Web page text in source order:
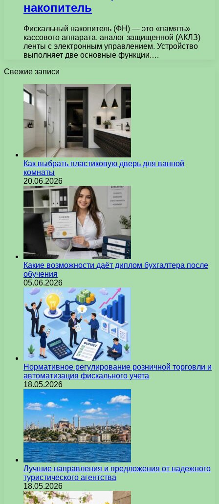
накопитель
Фискальный накопитель (ФН) — это «память»
кассового аппарата, аналог защищенной (АКЛЗ)
ленты с электронным управлением. Устройство
выполняет две основные функции.…
Свежие записи
Как выбрать пластиковую дверь для ванной
комнаты
20.06.2026
Какие возможности даёт диплом бухгалтера после
обучения
05.06.2026
Нормативное регулирование розничной торговли и
автоматизация фискального учета
18.05.2026
Лучшие направления и предложения от надежного
туристического агентства
18.05.2026